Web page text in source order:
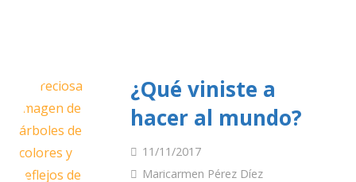
¿Qué viniste a
hacer al mundo?
11/11/2017
Maricarmen Pérez Díez